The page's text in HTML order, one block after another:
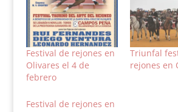
Festival de rejones en
Olivares el 4 de
febrero
Triunfal
rejones en
Festival de rejones en